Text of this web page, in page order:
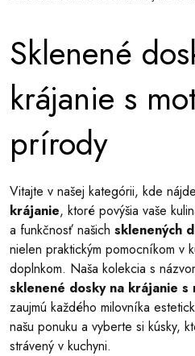
Sklenené
krájanie s
prírody
Vitajte v našej kategórii, kde
krájanie, ktoré povýšia vaše
a funkčnosť našich sklenených
nielen praktickým pomocníkom v
doplnkom. Naša kolekcia s
sklenené dosky na krájanie
zaujmú každého milovníka
našu ponuku a vyberte si kúsky,
strávený v kuchyni.